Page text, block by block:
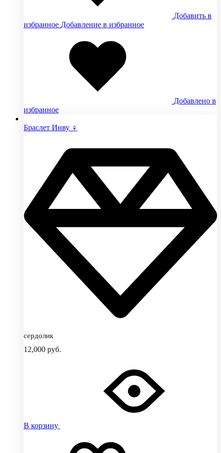
Добавить в
избранное Добавление в избранное
Добавлено в
избранное
Браслет Инву ♀
сердолик
12,000 руб.
В корзину